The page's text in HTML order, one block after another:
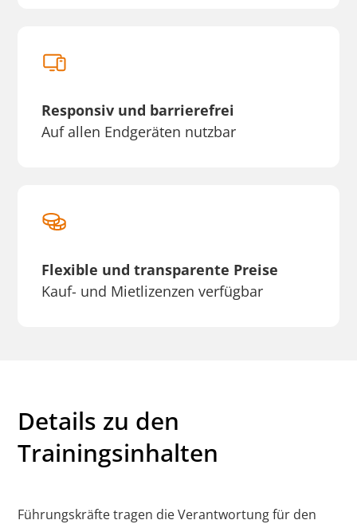
Responsiv und barrierefrei
Auf allen Endgeräten nutzbar
Flexible und transparente Preise
Kauf- und Mietlizenzen verfügbar
Details zu den
Trainingsinhalten
Führungskräfte tragen die Verantwortung für den